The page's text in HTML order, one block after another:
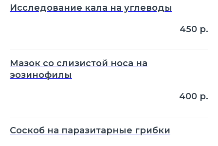
Исследование кала на углеводы
450 р.
Мазок со слизистой носа на
эозинофилы
400 р.
Соскоб на паразитарные грибки